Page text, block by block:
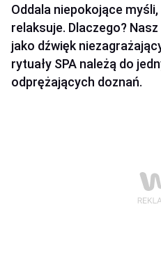
Oddala niepokojące
relaksuje. Dlaczego?
jako dźwięk
rytuały SPA należą do
odprężających doznań.